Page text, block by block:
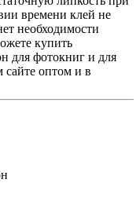
времени клей не
необходимости
купить
для фотокниг и для
оптом и в